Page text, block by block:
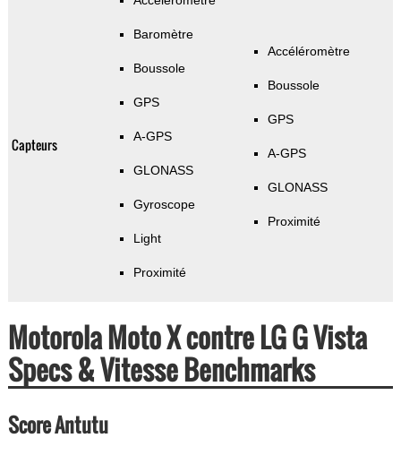
Capteurs
Baromètre
Boussole
GPS
A-GPS
GLONASS
Gyroscope
Light
Proximité
Accéléromètre
Boussole
GPS
A-GPS
GLONASS
Proximité
Motorola Moto X contre LG G Vista
Specs & Vitesse Benchmarks
Score Antutu